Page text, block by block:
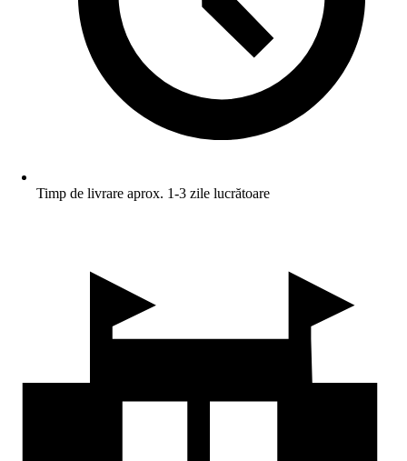
Timp de livrare aprox. 1-3 zile lucrătoare